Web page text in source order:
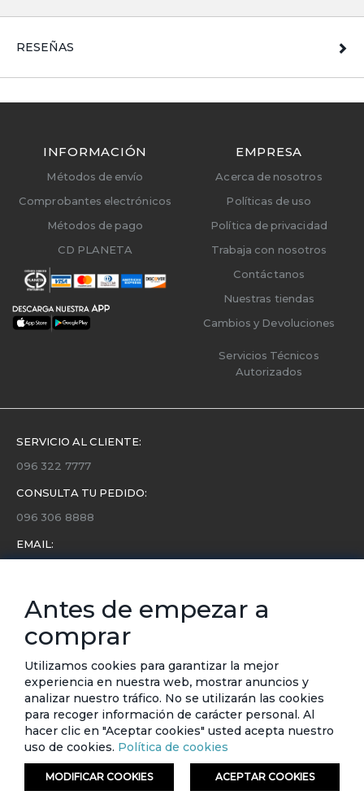
RESEÑAS
INFORMACIÓN
Métodos de envío
Comprobantes electrónicos
Métodos de pago
CD PLANETA
EMPRESA
Acerca de nosotros
Políticas de uso
Política de privacidad
Trabaja con nosotros
Contáctanos
Nuestras tiendas
Cambios y Devoluciones
Servicios Técnicos
Autorizados
SERVICIO AL CLIENTE:
096 322 7777
CONSULTA TU PEDIDO:
096 306 8888
EMAIL:
Conoce toda la información sobre últimas colecciones,
eventos y ofertas.
Subscríbete a nuestro newsletter
SUSCRIBIRSE
© ETAFASHION 2023. Todos los derechos reservados.
Antes de empezar a
comprar
Utilizamos cookies para garantizar la mejor
experiencia en nuestra web, mostrar anuncios y
analizar nuestro tráfico. No se utilizarán las cookies
para recoger información de carácter personal. Al
hacer clic en "Aceptar cookies" usted acepta nuestro
uso de cookies. Política de cookies
MODIFICAR COOKIES ACEPTAR COOKIES